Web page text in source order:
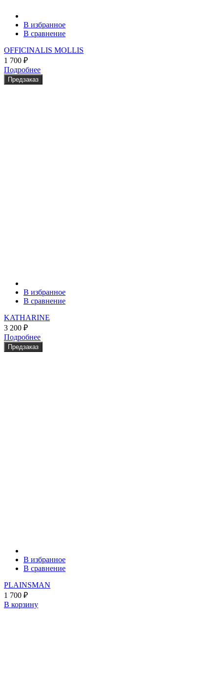
В избранное
В сравнение
OFFICINALIS MOLLIS
1 700 ₽
Подробнее
Предзаказ
В избранное
В сравнение
KATHARINE
3 200 ₽
Подробнее
Предзаказ
В избранное
В сравнение
PLAINSMAN
1 700 ₽
В корзину